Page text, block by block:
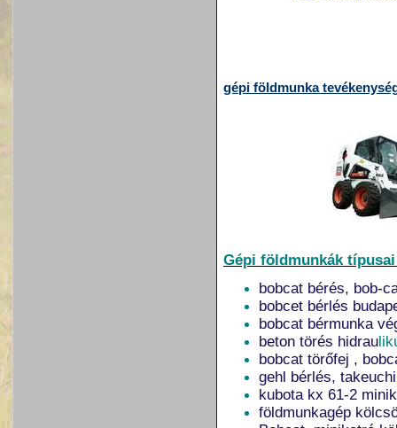
gépi földmunka
Gépi földmunkák
bobcat bérés, bob-
bobcet bérlés
bobcat bérmunka
beton törés hidraul
bobcat törőfej ,
gehl bérlés,
kubota kx 61-2
földmunkagép